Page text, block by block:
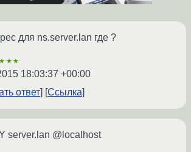
для ns.server.lan где ?
18:03:37 +00:00
ответ
Ссылка
server.lan @localhost